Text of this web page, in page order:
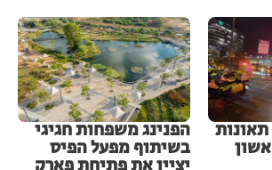
תאונות הפנינג משפחות חגיגי
בשיתוף מפעל הפיס